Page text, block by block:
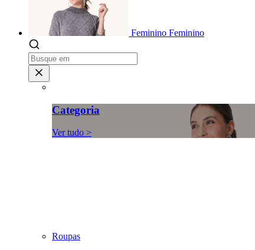
Feminino Feminino
Categoria
Ver tudo >
Roupas